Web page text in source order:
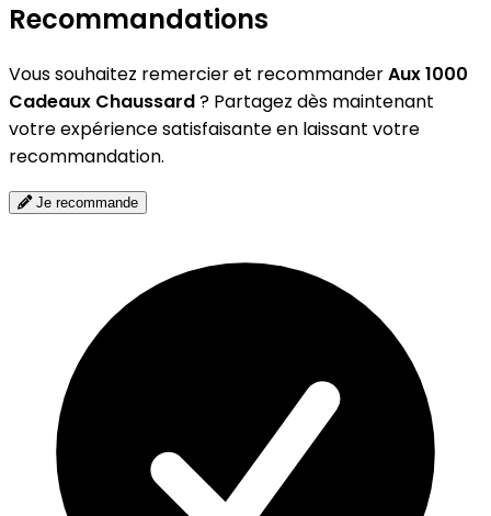
Recommandations
Vous souhaitez remercier et recommanderAux 1000
Cadeaux Chaussard? Partagez dès maintenant
votre expérience satisfaisante en laissant votre
recommandation.
Je recommande